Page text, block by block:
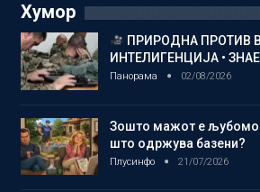
Хумор
ПРИРОДНА ПРОТИВ
ИНТЕЛИГЕНЦИЈА •
Панорама 02/08/2026
Зошто мажот е
што одржува базени?
Плусинфо 21/07/2026